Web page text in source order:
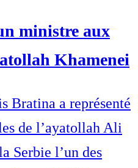
ministre aux
Khamenei
Bratina a représenté
de l’ayatollah Ali
Serbie l’un des